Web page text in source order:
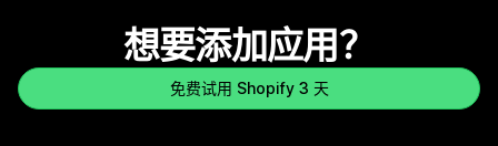
想要添加应用？
免费试用 Shopify 3 天